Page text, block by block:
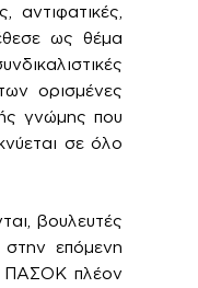
αντιφατικές,
ως θέμα
ορισμένες
γνώμης που
σε όλο
βουλευτές
στην επόμενη
ΠΑΣΟΚ πλέον